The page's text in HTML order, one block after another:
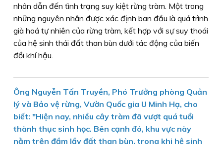
nhân dẫn đến tình trạng suy kiệt rừng tràm. Một trong
những nguyên nhân được xác định ban đầu là quá trình
già hoá tự nhiên của rừng tràm, kết hợp với sự suy thoái
của hệ sinh thái đất than bùn dưới tác động của biến
đổi khí hậu.
Ông Nguyễn Tấn Truyền, Phó Trưởng phòng Quản
lý và Bảo vệ rừng, Vườn Quốc gia U Minh Hạ, cho
biết: "Hiện nay, nhiều cây tràm đã vượt quá tuổi
thành thục sinh học. Bên cạnh đó, khu vực này
nằm trên đầm lầy đất than bùn, trong khi hệ sinh